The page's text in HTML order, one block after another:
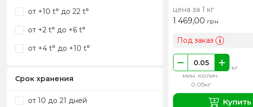
от +10 t° до 22 t°
от +2 t° до +6 t°
от +4 t° до +10 t°
Срок хранения
от 10 до 21 дней
цена за 1 кг
1 469,00 грн
Под заказ i
мин. колич.
0.05кг
кг
Купить